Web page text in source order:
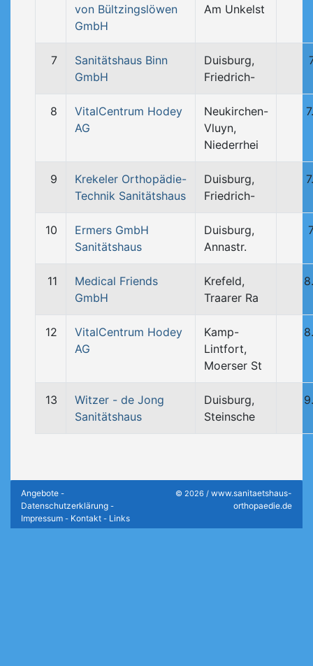
von Bültzingslöwen
GmbH
Am Unkelst
7
Sanitätshaus Binn
GmbH
Duisburg,
Friedrich-
8
VitalCentrum Hodey
AG
Neukirchen-
Vluyn,
Niederrhei
9
Krekeler Orthopädie-
Technik Sanitätshaus
Duisburg,
Friedrich-
10
Ermers GmbH
Sanitätshaus
Duisburg,
Annastr.
11
Medical Friends
GmbH
Krefeld,
Traarer Ra
12
VitalCentrum Hodey
AG
Kamp-
Lintfort,
Moerser St
13
Witzer - de Jong
Sanitätshaus
Duisburg,
Steinsche
Angebote -
Datenschutzerklärung -
Impressum - Kontakt - Links
© 2026 / www.sanitaetshaus-
orthopaedie.de